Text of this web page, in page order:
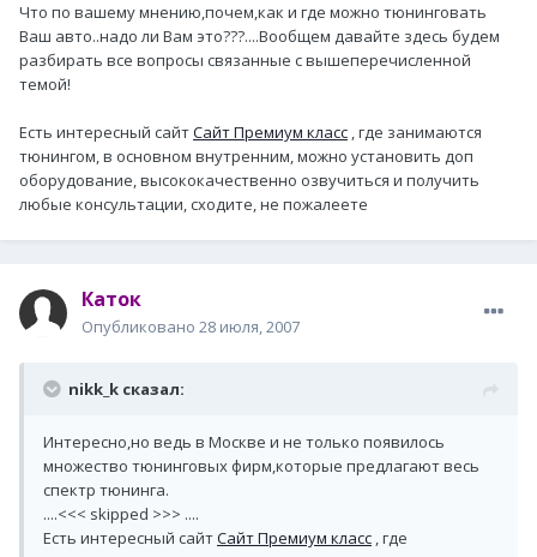
Что по вашему мнению,почем,как и где можно тюнинговать
Ваш авто..надо ли Вам это???....Вообщем давайте здесь будем
разбирать все вопросы связанные с вышеперечисленной
темой!
Есть интересный сайтСайт Премиум класс , где занимаются
тюнингом, в основном внутренним, можно установить доп
оборудование, высококачественно озвучиться и получить
любые консультации, сходите, не пожалеете
Каток
Опубликовано 28 июля, 2007
nikk_k сказал:
Интересно,но ведь в Москве и не только появилось
множество тюнинговых фирм,которые предлагают весь
спектр тюнинга.
....<<< skipped >>> ....
Есть интересный сайтСайт Премиум класс , где